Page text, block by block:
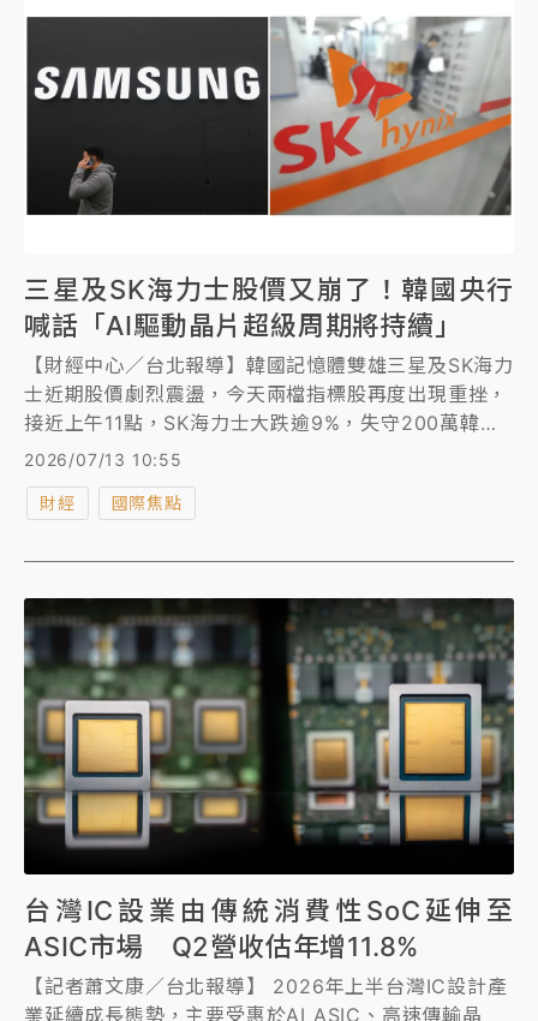
三星及SK海力士股價又崩了！韓國央行
喊話「AI驅動晶片超級周期將持續」
【財經中心／台北報導】韓國記憶體雙雄三星及SK海力
士近期股價劇烈震盪，今天兩檔指標股再度出現重挫，
接近上午11點，SK海力士大跌逾9%，失守200萬韓
元，三星也重挫逾5%，韓股指數下殺4.5%。
2026/07/13 10:55
財經 國際焦點
台灣IC設業由傳統消費性SoC延伸至
ASIC市場 Q2營收估年增11.8%
【記者蕭文康／台北報導】 2026年上半台灣IC設計產
業延續成長態勢，主要受惠於AI ASIC、高速傳輸晶